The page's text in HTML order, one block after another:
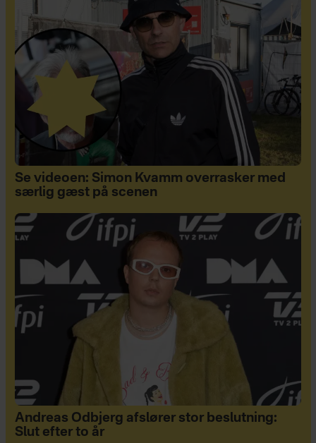
Se videoen: Simon Kvamm overrasker med
særlig gæst på scenen
Andreas Odbjerg afslører stor beslutning:
Slut efter to år